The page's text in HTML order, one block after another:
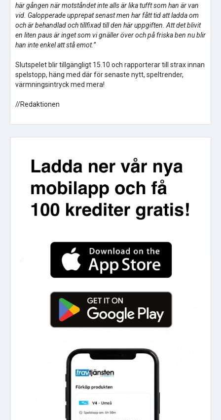
här gången när motståndet inte alls är lika tufft som han är van
vid. Galopperade upprepat senast men har fått tid att ladda om
och är behandlad och tillfixad till den här uppgiften. Att det blivit
en liten paus är inget som vi gnäller över och på friska ben nu blir
han inte enkel att stå emot.”
Slutspelet blir tillgängligt 15.10 och rapporterar till strax innan
spelstopp, häng med där för senaste nytt, speltrender,
värmningsintryck med mera!
//Redaktionen